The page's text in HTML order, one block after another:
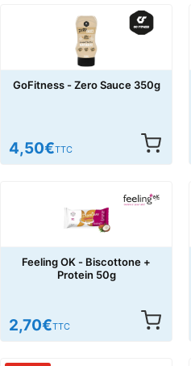
GoFitness - Zero Sauce 350g
4,50€TTC
Feeling OK - Biscottone +
Protein 50g
2,70€TTC